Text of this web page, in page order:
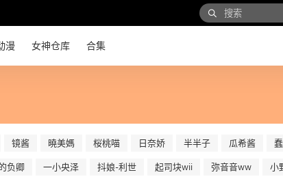
漫 女神仓库 合集
镜酱 曉美媽 桜桃喵 日奈娇 半半子 瓜希酱
负卿 一小央泽 抖娘-利世 起司块wii 弥音音ww 小